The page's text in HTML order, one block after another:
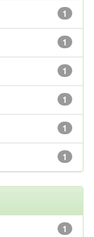
1
1
1
1
1
1
1